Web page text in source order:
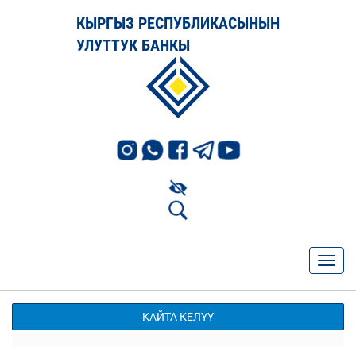
КЫРГЫЗ РЕСПУБЛИКАСЫНЫН
УЛУТТУК БАНКЫ
КАЙТА КЕЛҮҮ